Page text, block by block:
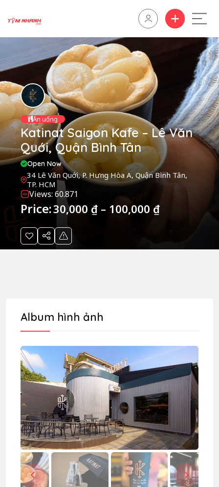
Ăn uống
Katinat Saigon Kafe – Lê Văn
Quới, Quận Bình Tân
Open Now
34 Lê Văn Quới, P. Hưng Hòa A, Quận Bình Tân,
TP. HCM
Views: 60.871
Price:30,000 ₫ – 100,000 ₫
Album hình ảnh